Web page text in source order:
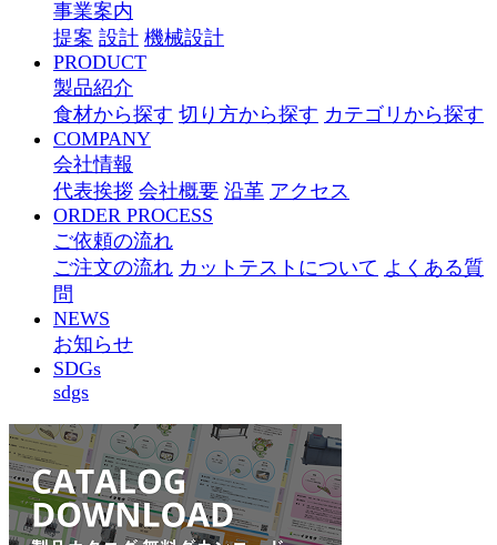
事業案内
提案 設計 機械設計
PRODUCT
製品紹介
食材から探す 切り方から探す カテゴリから探す
COMPANY
会社情報
代表挨拶 会社概要 沿革 アクセス
ORDER PROCESS
ご依頼の流れ
ご注文の流れ カットテストについて よくある質
問
NEWS
お知らせ
SDGs
sdgs